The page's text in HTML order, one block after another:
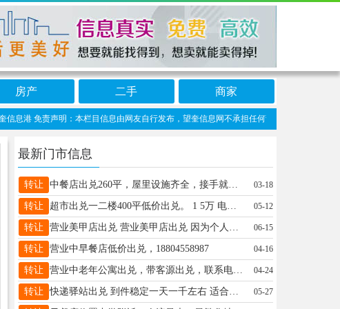
房产 二手 商家
息港 免责声明：本栏目信息由网友自行发布，望奎信息网不承担任何责任！提高警惕，谨
最新门市信息
转让 中餐店出兑260平，屋里设施齐全，接手就干，电梯空调三相电全都带，低价出兑，给钱就兑.联系电话，15945555351 03-18
转让 超市出兑一二楼400平低价出兑。 1 5万 电话15214501113 05-12
转让 营业美甲店出兑 营业美甲店出兑 因为个人原因无法继续经营 忍痛出售 一年房租东西齐全 顾客稳定 价钱合适 接手可营业 电话 18346776942 06-15
转让 营业中早餐店低价出兑，18804558987 04-16
转让 营业中老年公寓出兑，带客源出兑，联系电话18945529688 04-24
转让 快递驿站出兑 到件稳定一天一千左右 适合夫妻俩干 不想出去打工 这个快递首选 收入稳定 有想法的电话联系 15046581444 非诚勿扰 05-27